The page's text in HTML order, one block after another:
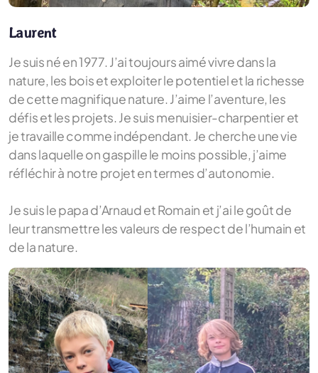
Laurent
Je suis né en 1977. J’ai toujours aimé vivre dans la
nature, les bois et exploiter le potentiel et la richesse
de cette magnifique nature. J’aime l’aventure, les
défis et les projets. Je suis menuisier-charpentier et
je travaille comme indépendant. Je cherche une vie
dans laquelle on gaspille le moins possible, j’aime
réfléchir à notre projet en termes d’autonomie.
Je suis le papa d’Arnaud et Romain et j’ai le goût de
leur transmettre les valeurs de respect de l’humain et
de la nature.